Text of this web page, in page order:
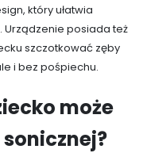
który ułatwia
posiada też
szczotkować zęby
i bez pośpiechu.
może